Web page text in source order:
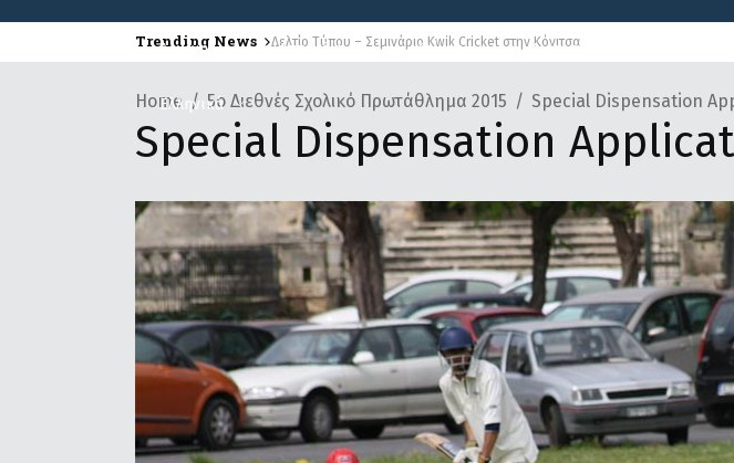
Αρχική Ομοσπονδία Κρίκετ Διοργανώσεις
Ελληνικά
Trending News Δελτίο Τύπου – Σεμινάριο Kwik Cricket στην Κόνιτσα
Home 5ο Διεθνές Σχολικό Πρωτάθλημα 2015 Special Dispensation
Special Dispensation